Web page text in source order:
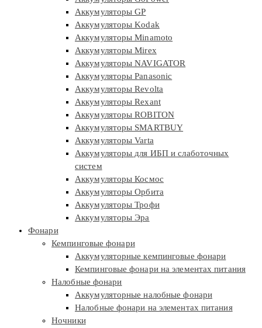
Аккумуляторы GP
Аккумуляторы Kodak
Аккумуляторы Minamoto
Аккумуляторы Mirex
Аккумуляторы NAVIGATOR
Аккумуляторы Panasonic
Аккумуляторы Revolta
Аккумуляторы Rexant
Аккумуляторы ROBITON
Аккумуляторы SMARTBUY
Аккумуляторы Varta
Аккумуляторы для ИБП и слаботочных
систем
Аккумуляторы Космос
Аккумуляторы Орбита
Аккумуляторы Трофи
Аккумуляторы Эра
Фонари
Кемпинговые фонари
Аккумуляторные кемпинговые фонари
Кемпинговые фонари на элементах питания
Налобные фонари
Аккумуляторные налобные фонари
Налобные фонари на элементах питания
Ночники